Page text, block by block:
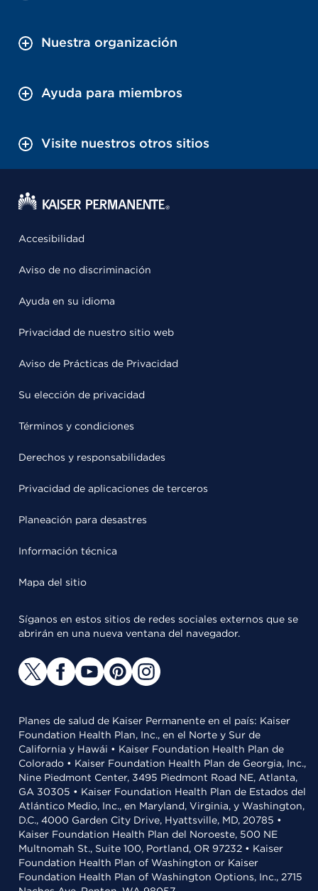
Nuestra organización
Ayuda para miembros
Visite nuestros otros sitios
Accesibilidad
Aviso de no discriminación
Ayuda en su idioma
Privacidad de nuestro sitio web
Aviso de Prácticas de Privacidad
Su elección de privacidad
Términos y condiciones
Derechos y responsabilidades
Privacidad de aplicaciones de terceros
Planeación para desastres
Información técnica
Mapa del sitio
Síganos en estos sitios de redes sociales externos que se
abrirán en una nueva ventana del navegador.
Planes de salud de Kaiser Permanente en el país: Kaiser
Foundation Health Plan, Inc., en el Norte y Sur de
California y Hawái • Kaiser Foundation Health Plan de
Colorado • Kaiser Foundation Health Plan de Georgia, Inc.,
Nine Piedmont Center, 3495 Piedmont Road NE, Atlanta,
GA 30305 • Kaiser Foundation Health Plan de Estados del
Atlántico Medio, Inc., en Maryland, Virginia, y Washington,
D.C., 4000 Garden City Drive, Hyattsville, MD, 20785 •
Kaiser Foundation Health Plan del Noroeste, 500 NE
Multnomah St., Suite 100, Portland, OR 97232 • Kaiser
Foundation Health Plan of Washington or Kaiser
Foundation Health Plan of Washington Options, Inc., 2715